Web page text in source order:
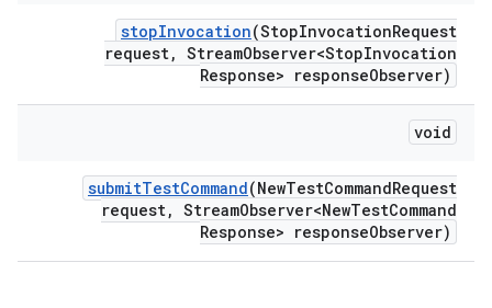
stopInvocation(StopInvocationRequest
request, StreamObserver<StopInvocation
Response> responseObserver)
void
submitTestCommand(NewTestCommandRequest
request, StreamObserver<NewTestCommand
Response> responseObserver)